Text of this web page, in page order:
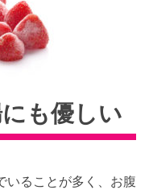
も優しい
いることが多く、お腹